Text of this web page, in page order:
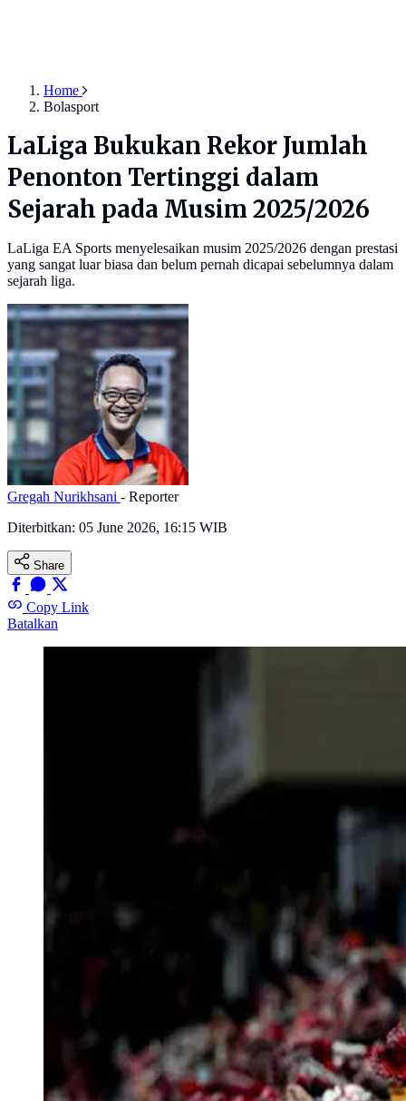
Home
Bolasport
LaLiga Bukukan Rekor Jumlah
Penonton Tertinggi dalam
Sejarah pada Musim 2025/2026
LaLiga EA Sports menyelesaikan musim 2025/2026 dengan prestasi
yang sangat luar biasa dan belum pernah dicapai sebelumnya dalam
sejarah liga.
Gregah Nurikhsani - Reporter
Diterbitkan: 05 June 2026, 16:15 WIB
Share
Copy Link
Batalkan